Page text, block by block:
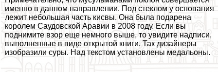
именно в данном направлении. Под стеклом у основания
лежит небольшая часть кисвы. Она была подарена
королем Саудовской Аравии в 2008 году. Если вы
поднимите взор еще немного выше, то увидите надписи,
выполненные в виде открытой книги. Так дизайнеры
изобразили суры. Над текстом установлены медальоны.